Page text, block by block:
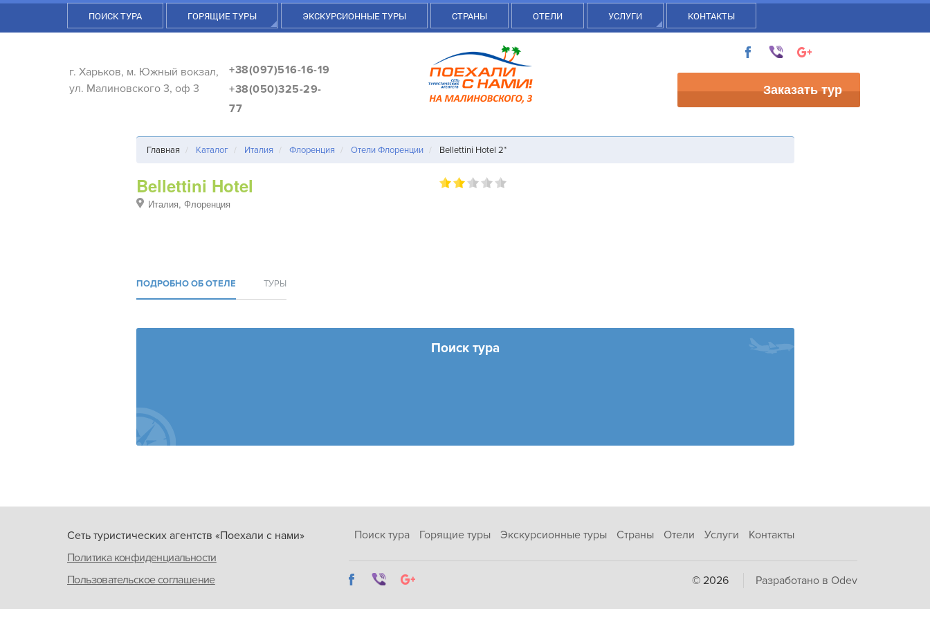
ПОИСК ТУРА ГОРЯЩИЕ ТУРЫ ЭКСКУРСИОННЫЕ ТУРЫ СТРАНЫ ОТЕЛИ УСЛУГИ КОНТАКТЫ
г. Харьков, м. Южный вокзал,
ул. Малиновского 3, оф 3
+38(097)516-16-19
+38(050)325-29-
77
Заказать тур
Главная Каталог Италия Флоренция Отели Флоренции Bellettini Hotel 2*
Bellettini Hotel
Италия, Флоренция
ПОДРОБНО ОБ ОТЕЛЕ ТУРЫ
Поиск тура
Сеть туристических агентств «Поехали с нами»
Политика конфиденциальности
Пользовательское соглашение
Поиск тура Горящие туры Экскурсионные туры Страны Отели Услуги Контакты
© 2026 Разработано в Odev